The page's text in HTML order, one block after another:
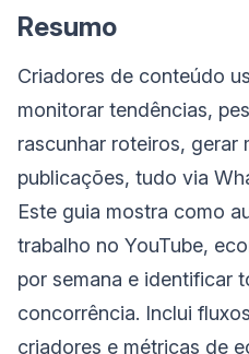
Resumo
Criadores de conteúdo
monitorar tendências,
rascunhar roteiros, gerar
publicações, tudo via
Este guia mostra como
trabalho no YouTube,
por semana e identificar
concorrência. Inclui
criadores e métricas de